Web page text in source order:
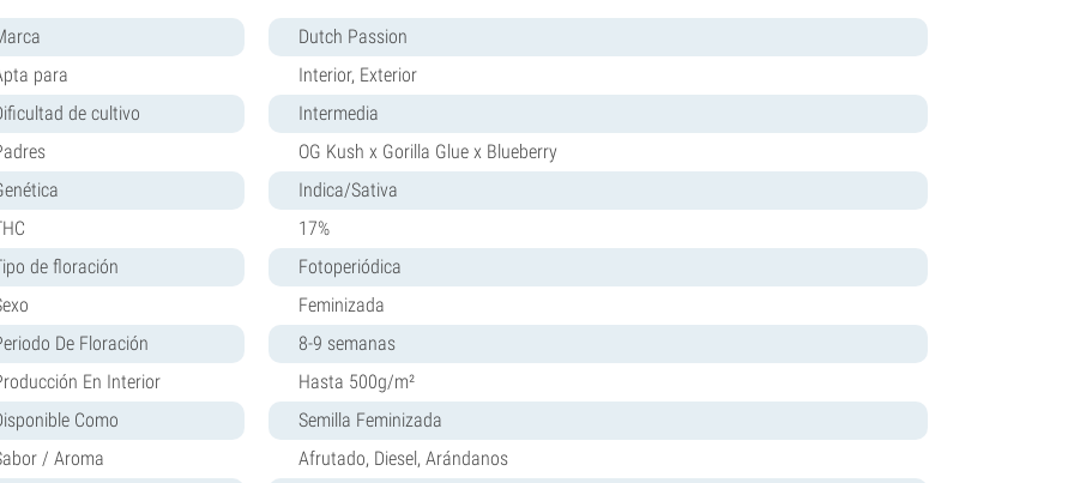
Dutch Passion
para
Interior, Exterior
de cultivo
Intermedia
OG Kush x Gorilla Glue x Blueberry
Indica/Sativa
17%
de floración
Fotoperiódica
Feminizada
De Floración
8-9 semanas
En Interior
Hasta 500g/m²
Como
Semilla Feminizada
/ Aroma
Afrutado, Diesel, Arándanos